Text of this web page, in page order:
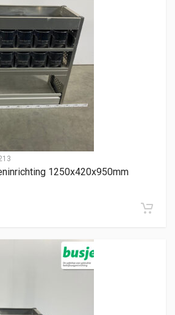
1250x420x950mm